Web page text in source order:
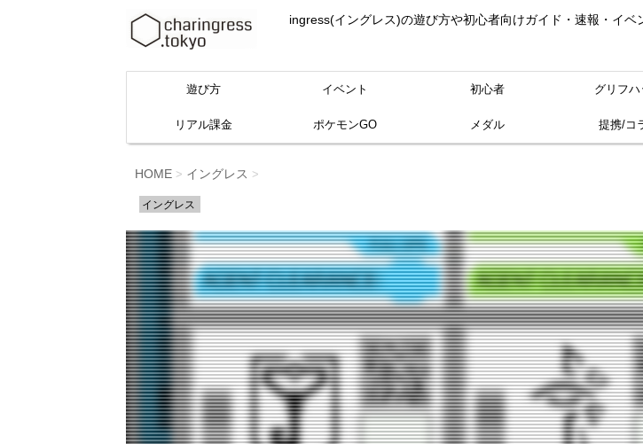
ingress(イングレス)の遊び方や初心者向けガイド・速報・イ
遊び方 イベント 初心者 グリフハ
リアル課金 ポケモンGO メダル 提携/コ
HOME > イングレス >
イングレス